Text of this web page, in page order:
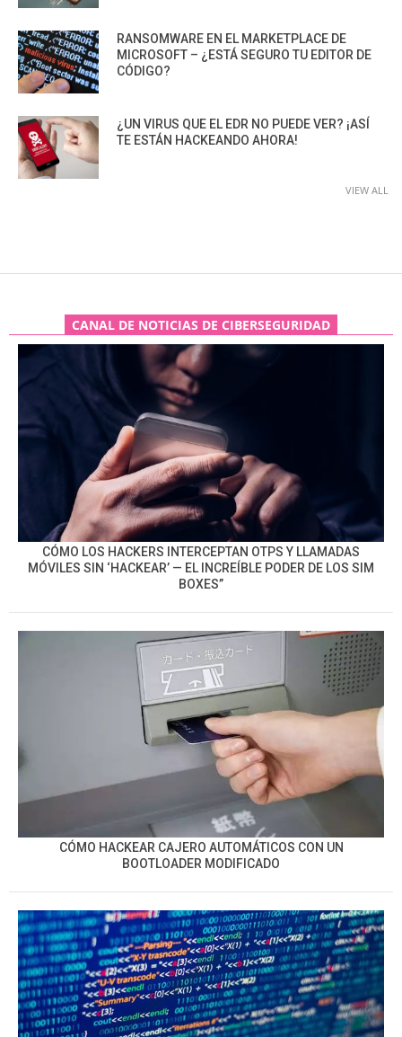
RANSOMWARE EN EL MARKETPLACE DE
MICROSOFT – ¿ESTÁ SEGURO TU EDITOR DE
CÓDIGO?
¿UN VIRUS QUE EL EDR NO PUEDE VER? ¡ASÍ
TE ESTÁN HACKEANDO AHORA!
VIEW ALL
CANAL DE NOTICIAS DE CIBERSEGURIDAD
CÓMO LOS HACKERS INTERCEPTAN OTPS Y LLAMADAS
MÓVILES SIN ‘HACKEAR’ — EL INCREÍBLE PODER DE LOS SIM
BOXES”
CÓMO HACKEAR CAJERO AUTOMÁTICOS CON UN
BOOTLOADER MODIFICADO